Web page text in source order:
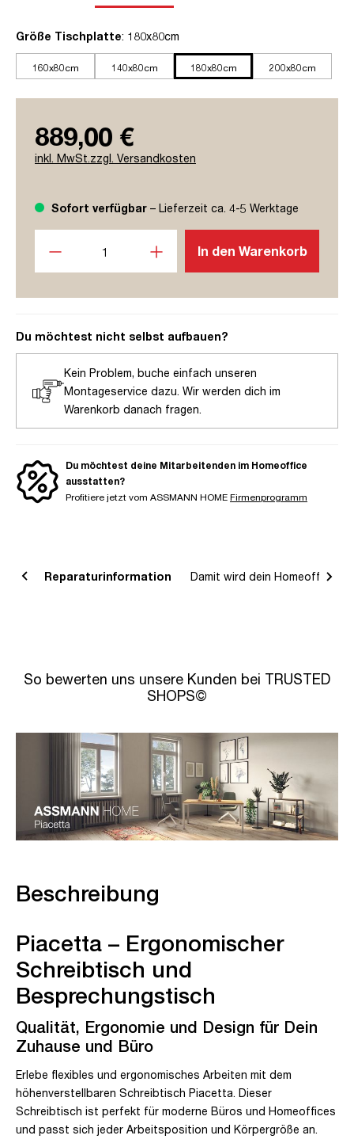
Größe Tischplatteauswählen
: 180x80cm
160x80cm 140x80cm 180x80cm 200x80cm
889,00 €
inkl. MwSt.zzgl. Versandkosten
Sofort verfügbar – Lieferzeit ca. 4-5 Werktage
In den Warenkorb
Du möchtest nicht selbst aufbauen?
Kein Problem, buche einfach unseren
Montageservice dazu. Wir werden dich im
Warenkorb danach fragen.
Du möchtest deine Mitarbeitenden im Homeoffice
ausstatten?
Profitiere jetzt vom ASSMANN HOME Firmenprogramm
Reparaturinformation Damit wird dein Homeoffice
So bewerten uns unsere Kunden bei TRUSTED
SHOPS©
Beschreibung
Piacetta – Ergonomischer
Schreibtisch und
Besprechungstisch
Qualität, Ergonomie und Design für Dein
Zuhause und Büro
Erlebe flexibles und ergonomisches Arbeiten mit dem
höhenverstellbaren Schreibtisch Piacetta. Dieser
Schreibtisch ist perfekt für moderne Büros und Homeoffices
und passt sich jeder Arbeitsposition und Körpergröße an.